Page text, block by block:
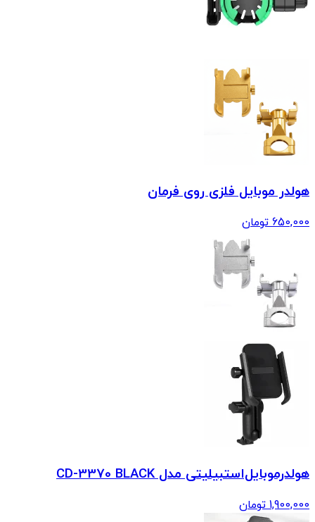
هولدر موبایل فلزی روی فرمان
650,000 تومان
هولدر‌موبایل‌استبیلیتی مدل CD-3370 BLACK
1,900,000 تومان